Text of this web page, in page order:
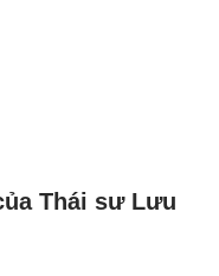
Thái sư Lưu